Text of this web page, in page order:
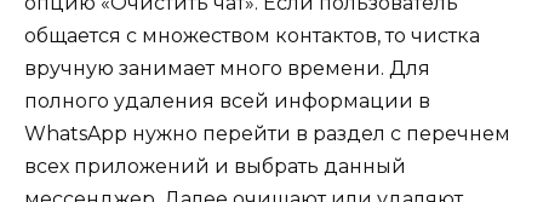
общается с множеством контактов, то чистка
вручную занимает много времени. Для
полного удаления всей информации в
WhatsApp нужно перейти в раздел с перечнем
всех приложений и выбрать данный